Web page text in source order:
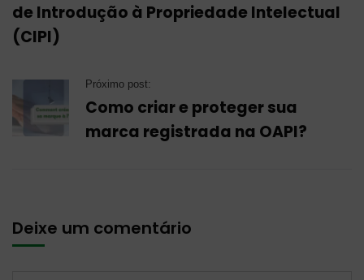
de Introdução à Propriedade Intelectual
(CIPI)
Próximo post:
Como criar e proteger sua
marca registrada na OAPI?
Deixe um comentário